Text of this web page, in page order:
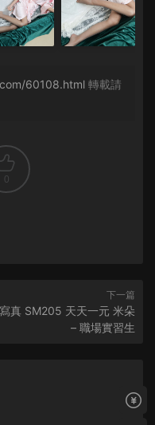
60108.html 轉載請
0
下一篇
真 SM205 天天一元 米朵
– 職場實習生